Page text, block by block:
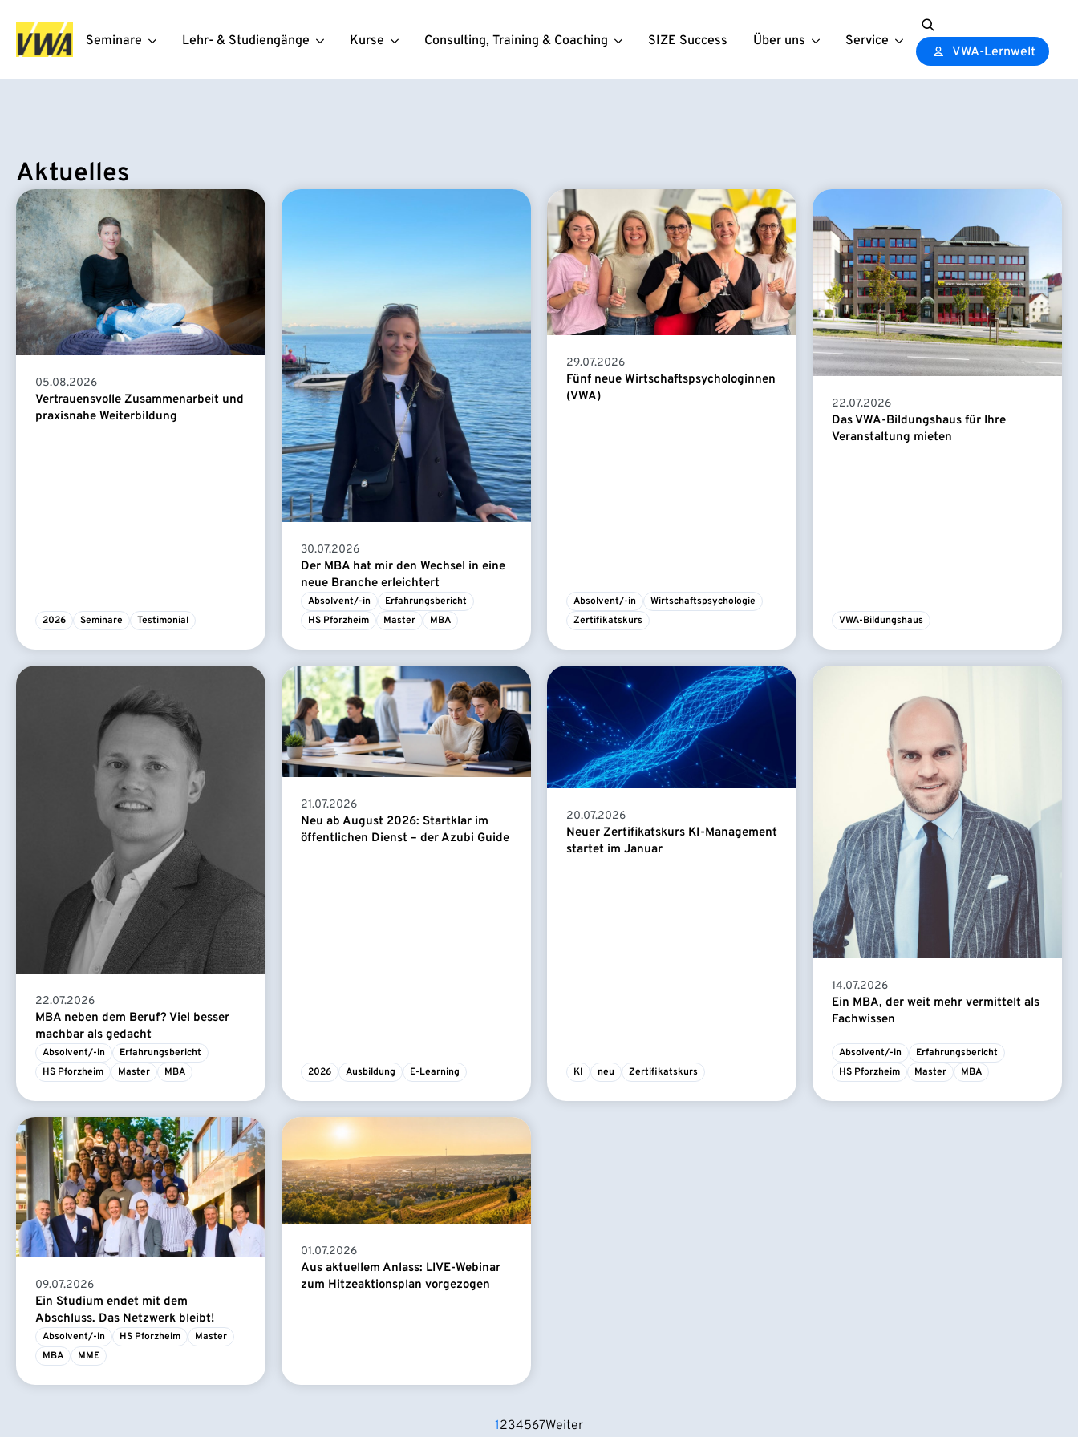
Seminare Lehr- & Studiengänge Kurse Consulting, Training & Coaching SIZE Success Über uns Service
Search
for:
VWA-Lernwelt
Aktuelles
05.08.2026
Vertrauensvolle Zusammenarbeit und
praxisnahe Weiterbildung
2026 Seminare Testimonial
30.07.2026
Der MBA hat mir den Wechsel in eine
neue Branche erleichtert
Absolvent/-in
Erfahrungsbericht
HS Pforzheim
Master MBA
29.07.2026
Fünf neue Wirtschaftspsychologinnen
(VWA)
Absolvent/-in
Wirtschaftspsychologie
Zertifikatskurs
22.07.2026
Das VWA-Bildungshaus für Ihre
Veranstaltung mieten
VWA-Bildungshaus
22.07.2026
MBA neben dem Beruf? Viel besser
machbar als gedacht
Absolvent/-in
Erfahrungsbericht
HS Pforzheim
Master MBA
21.07.2026
Neu ab August 2026: Startklar im
öffentlichen Dienst – der Azubi Guide
2026 Ausbildung E-Learning
20.07.2026
Neuer Zertifikatskurs KI-Management
startet im Januar
KI neu Zertifikatskurs
14.07.2026
Ein MBA, der weit mehr vermittelt als
Fachwissen
Absolvent/-in
Erfahrungsbericht
HS Pforzheim
Master MBA
09.07.2026
Ein Studium endet mit dem
Abschluss. Das Netzwerk bleibt!
Absolvent/-in HS Pforzheim
Master
MBA
MME
01.07.2026
Aus aktuellem Anlass: LIVE-Webinar
zum Hitzeaktionsplan vorgezogen
1234567Weiter